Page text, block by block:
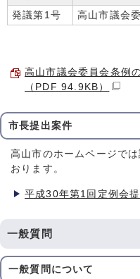
発議第1号
高山市議会
高山市議会委員会条例
（PDF 94.9KB）
市長提出案件
高山市のホームページで
おります。
平成30年第1回定例会
一般質問
一般質問について